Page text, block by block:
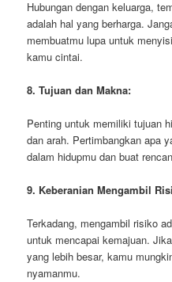
Hubungan dengan keluarga,
adalah hal yang berharga.
membuatmu lupa untuk
kamu cintai.
8. Tujuan dan Makna:
Penting untuk memiliki tujuan
dan arah. Pertimbangkan apa
dalam hidupmu dan buat
9. Keberanian Mengambil
Terkadang, mengambil risiko
untuk mencapai kemajuan.
yang lebih besar, kamu
nyamanmu.